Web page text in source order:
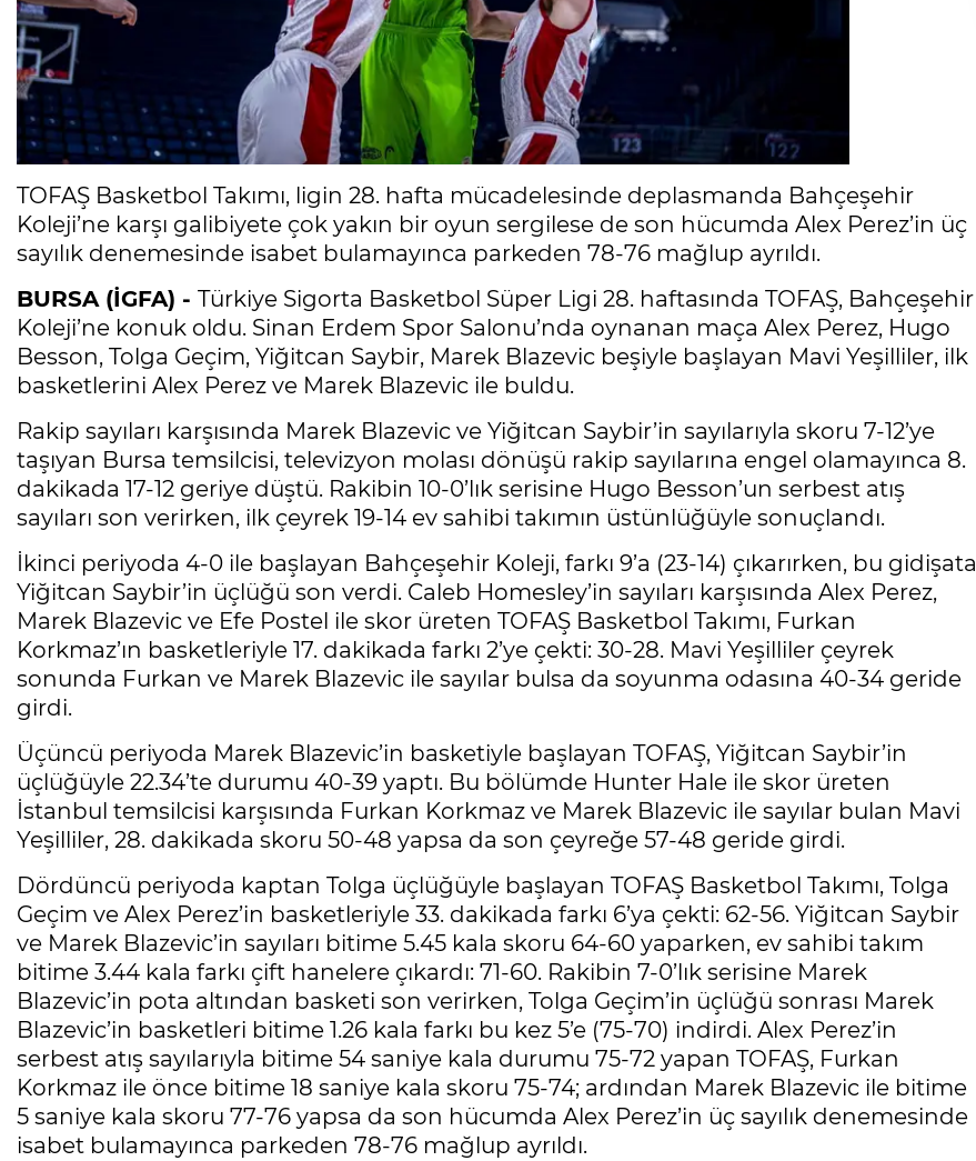
TOFAŞ Basketbol Takımı, ligin 28. hafta mücadelesinde deplasmanda Bahçeşehir
Koleji’ne karşı galibiyete çok yakın bir oyun sergilese de son hücumda Alex Perez’in üç
sayılık denemesinde isabet bulamayınca parkeden 78-76 mağlup ayrıldı.
BURSA (İGFA) - Türkiye Sigorta Basketbol Süper Ligi 28. haftasında TOFAŞ, Bahçeşehir
Koleji’ne konuk oldu. Sinan Erdem Spor Salonu’nda oynanan maça Alex Perez, Hugo
Besson, Tolga Geçim, Yiğitcan Saybir, Marek Blazevic beşiyle başlayan Mavi Yeşilliler, ilk
basketlerini Alex Perez ve Marek Blazevic ile buldu.
Rakip sayıları karşısında Marek Blazevic ve Yiğitcan Saybir’in sayılarıyla skoru 7-12’ye
taşıyan Bursa temsilcisi, televizyon molası dönüşü rakip sayılarına engel olamayınca 8.
dakikada 17-12 geriye düştü. Rakibin 10-0’lık serisine Hugo Besson’un serbest atış
sayıları son verirken, ilk çeyrek 19-14 ev sahibi takımın üstünlüğüyle sonuçlandı.
İkinci periyoda 4-0 ile başlayan Bahçeşehir Koleji, farkı 9’a (23-14) çıkarırken, bu gidişata
Yiğitcan Saybir’in üçlüğü son verdi. Caleb Homesley’in sayıları karşısında Alex Perez,
Marek Blazevic ve Efe Postel ile skor üreten TOFAŞ Basketbol Takımı, Furkan
Korkmaz’ın basketleriyle 17. dakikada farkı 2’ye çekti: 30-28. Mavi Yeşilliler çeyrek
sonunda Furkan ve Marek Blazevic ile sayılar bulsa da soyunma odasına 40-34 geride
girdi.
Üçüncü periyoda Marek Blazevic’in basketiyle başlayan TOFAŞ, Yiğitcan Saybir’in
üçlüğüyle 22.34’te durumu 40-39 yaptı. Bu bölümde Hunter Hale ile skor üreten
İstanbul temsilcisi karşısında Furkan Korkmaz ve Marek Blazevic ile sayılar bulan Mavi
Yeşilliler, 28. dakikada skoru 50-48 yapsa da son çeyreğe 57-48 geride girdi.
Dördüncü periyoda kaptan Tolga üçlüğüyle başlayan TOFAŞ Basketbol Takımı, Tolga
Geçim ve Alex Perez’in basketleriyle 33. dakikada farkı 6’ya çekti: 62-56. Yiğitcan Saybir
ve Marek Blazevic’in sayıları bitime 5.45 kala skoru 64-60 yaparken, ev sahibi takım
bitime 3.44 kala farkı çift hanelere çıkardı: 71-60. Rakibin 7-0’lık serisine Marek
Blazevic’in pota altından basketi son verirken, Tolga Geçim’in üçlüğü sonrası Marek
Blazevic’in basketleri bitime 1.26 kala farkı bu kez 5’e (75-70) indirdi. Alex Perez’in
serbest atış sayılarıyla bitime 54 saniye kala durumu 75-72 yapan TOFAŞ, Furkan
Korkmaz ile önce bitime 18 saniye kala skoru 75-74; ardından Marek Blazevic ile bitime
5 saniye kala skoru 77-76 yapsa da son hücumda Alex Perez’in üç sayılık denemesinde
isabet bulamayınca parkeden 78-76 mağlup ayrıldı.